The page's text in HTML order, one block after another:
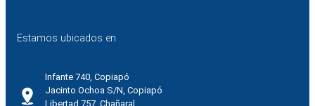
Estamos ubicados en
Infante 740, Copiapó
Jacinto Ochoa S/N, Copiapó
Libertad 757, Chañaral